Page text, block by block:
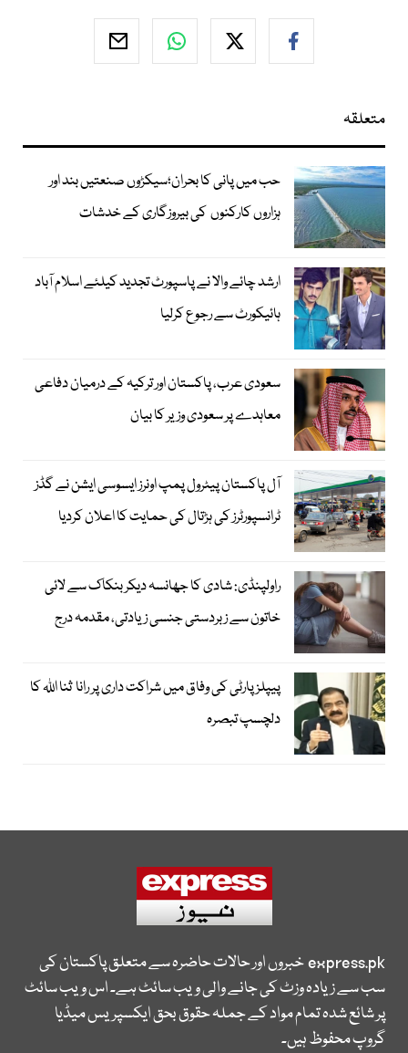
متعلقہ
حب میں پانی کا بحران؛سیکڑوں صنعتیں بند اور
ہزاروں کارکنوں کی بیروزگاری کے خدشات
ارشد چائے والا نے پاسپورٹ تجدید کیلئے اسلام آباد
ہائیکورٹ سے رجوع کرلیا
سعودی عرب، پاکستان اور ترکیہ کے درمیان دفاعی
معاہدے پر سعودی وزیر کا بیان
آل پاکستان پیٹرول پمپ اونرز ایسوسی ایشن نے گڈز
ٹرانسپورٹرز کی ہڑتال کی حمایت کا اعلان کردیا
راولپنڈی: شادی کا جھانسہ دیکر بنکاک سے لائی
خاتون سے زبردستی جنسی زیادتی، مقدمہ درج
پیپلز پارٹی کی وفاق میں شراکت داری پر رانا ثنا اللہ کا
دلچسپ تبصرہ
express.pkخبروں اور حالات حاضرہ سے متعلق پاکستان کی
سب سے زیادہ وزٹ کی جانے والی ویب سائٹ ہے۔ اس ویب سائٹ
پر شائع شدہ تمام مواد کے جملہ حقوق بحق ایکسپریس میڈیا
گروپ محفوظ ہیں۔